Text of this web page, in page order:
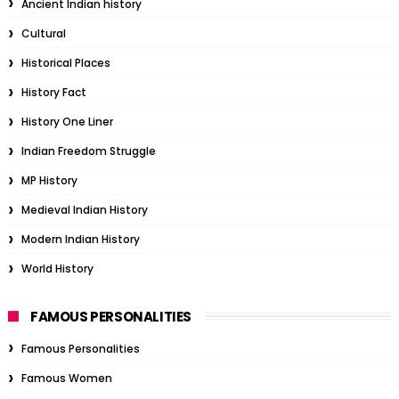
Ancient Indian history
Cultural
Historical Places
History Fact
History One Liner
Indian Freedom Struggle
MP History
Medieval Indian History
Modern Indian History
World History
FAMOUS PERSONALITIES
Famous Personalities
Famous Women